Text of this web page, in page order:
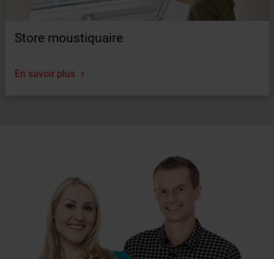
Store moustiquaire
En savoir plus